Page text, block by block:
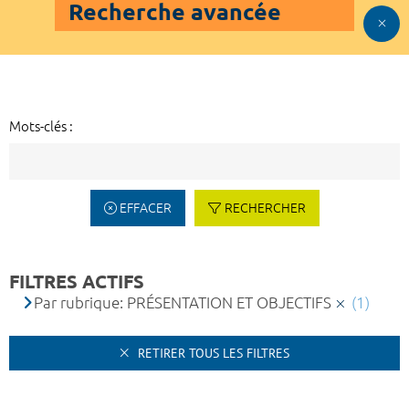
Recherche avancée
Mots-clés :
EFFACER RECHERCHER
FILTRES ACTIFS
Par rubrique: PRÉSENTATION ET OBJECTIFS (1)
RETIRER TOUS LES FILTRES